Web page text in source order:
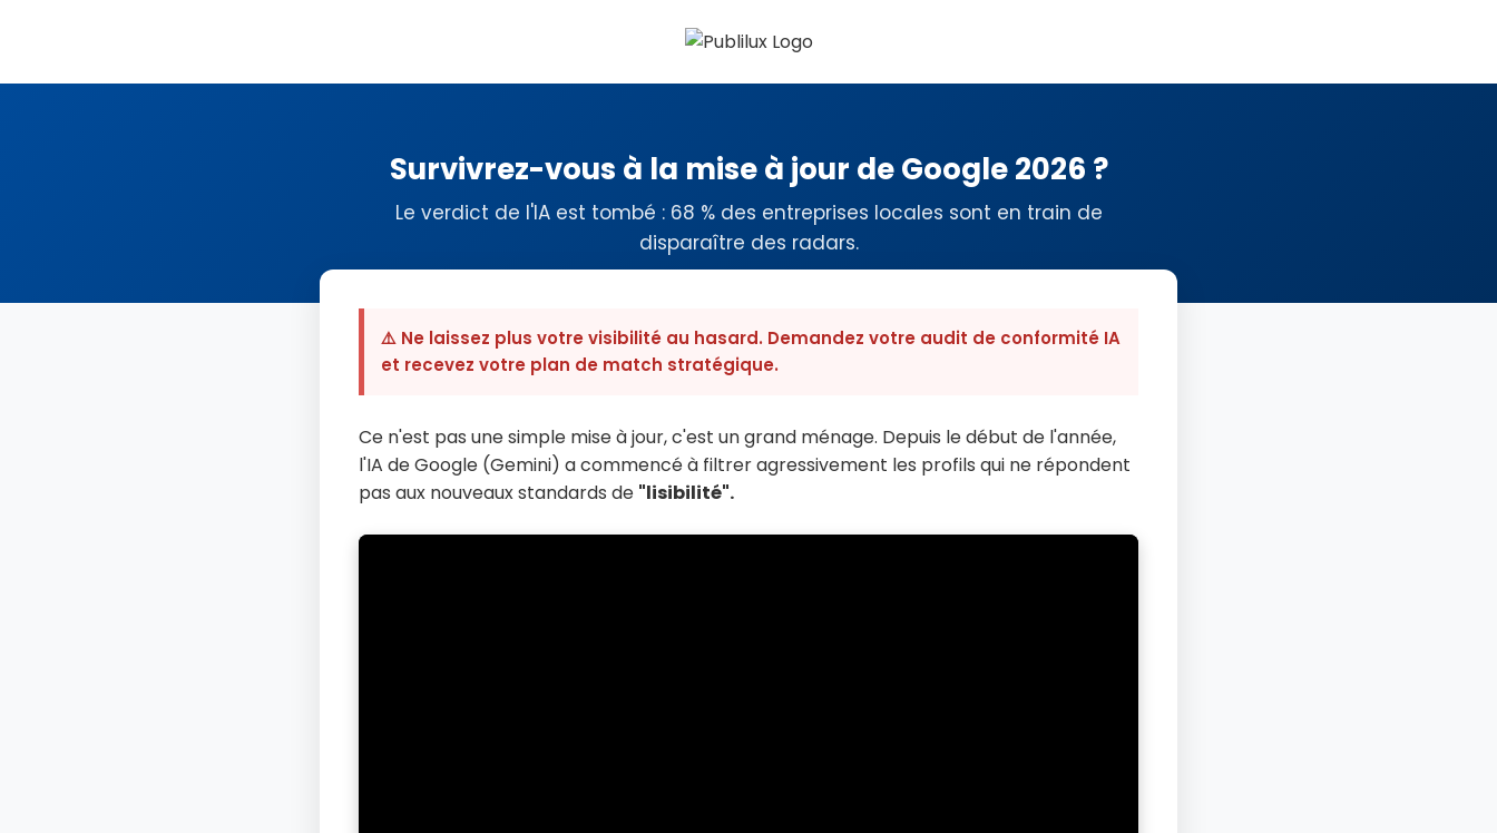
Survivrez-vous à la mise à jour de Google 2026 ?
Le verdict de l'IA est tombé : 68 % des entreprises locales sont en train de
disparaître des radars.
⚠️ Ne laissez plus votre visibilité au hasard. Demandez votre audit de conformité IA
et recevez votre plan de match stratégique.
Ce n'est pas une simple mise à jour, c'est un grand ménage. Depuis le début de l'année,
l'IA de Google (Gemini) a commencé à filtrer agressivement les profils qui ne répondent
pas aux nouveaux standards de "lisibilité".